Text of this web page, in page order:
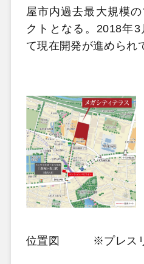
屋市内過去最大規模
クトとなる。2018年
て現在開発が進められ
位置図 ※プレスリ